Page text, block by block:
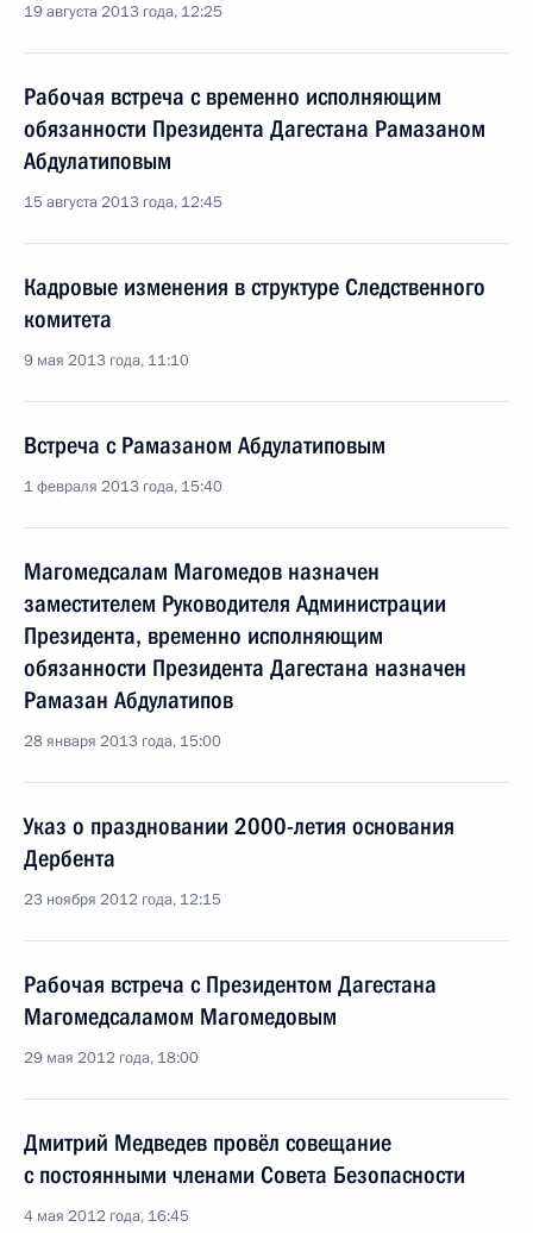
19 августа 2013 года, 12:25
Рабочая встреча с временно исполняющим
обязанности Президента Дагестана Рамазаном
Абдулатиповым
15 августа 2013 года, 12:45
Кадровые изменения в структуре Следственного
комитета
9 мая 2013 года, 11:10
Встреча с Рамазаном Абдулатиповым
1 февраля 2013 года, 15:40
Магомедсалам Магомедов назначен
заместителем Руководителя Администрации
Президента, временно исполняющим
обязанности Президента Дагестана назначен
Рамазан Абдулатипов
28 января 2013 года, 15:00
Указ о праздновании 2000-летия основания
Дербента
23 ноября 2012 года, 12:15
Рабочая встреча с Президентом Дагестана
Магомедсаламом Магомедовым
29 мая 2012 года, 18:00
Дмитрий Медведев провёл совещание
с постоянными членами Совета Безопасности
4 мая 2012 года, 16:45